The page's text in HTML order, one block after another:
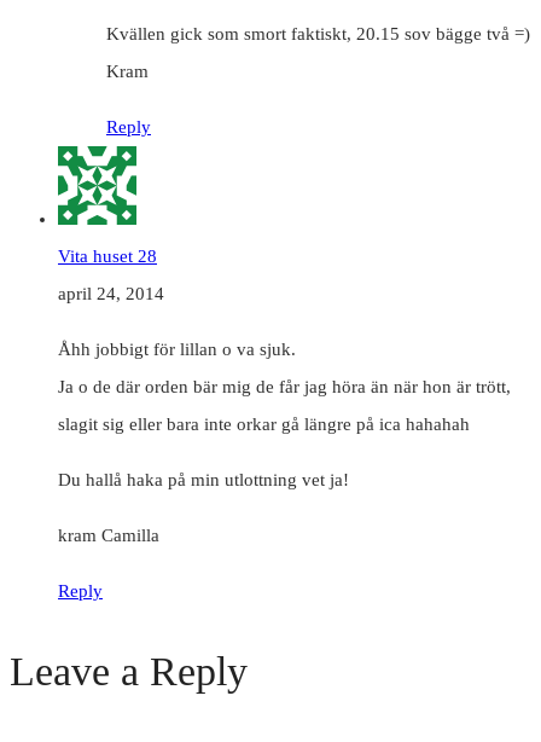
Kvällen gick som smort faktiskt, 20.15 sov bägge två =)
Kram
Reply
Vita huset 28
april 24, 2014
Åhh jobbigt för lillan o va sjuk.
Ja o de där orden bär mig de får jag höra än när hon är trött,
slagit sig eller bara inte orkar gå längre på ica hahahah
Du hallå haka på min utlottning vet ja!
kram Camilla
Reply
Leave a Reply